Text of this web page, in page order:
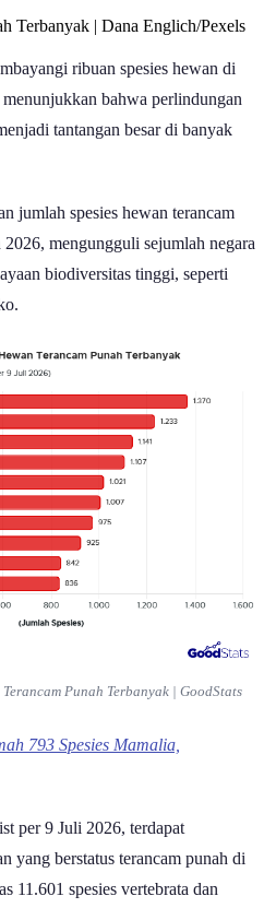
Terbanyak | Dana Englich/Pexels
ribuan spesies hewan di
bahwa perlindungan
tantangan besar di banyak
jumlah spesies hewan terancam
mengungguli sejumlah negara
biodiversitas tinggi, seperti
Punah Terbanyak | GoodStats
793 Spesies Mamalia,
per 9 Juli 2026, terdapat
yang berstatus terancam punah di
11.601 spesies vertebrata dan